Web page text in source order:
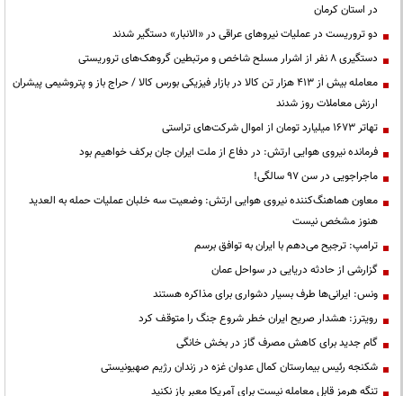
در استان کرمان
دو تروریست در عملیات نیروهای عراقی در «الانبار» دستگیر شدند
دستگیری ۸ نفر از اشرار مسلح شاخص و مرتبطین گروهک‌های تروریستی
معامله بیش از ۴۱۳ هزار تن کالا در بازار فیزیکی بورس کالا / حراج باز و پتروشیمی پیشران
ارزش معاملات روز شدند
تهاتر ۱۶۷۳ میلیارد تومان از اموال شرکت‌های تراستی
فرمانده نیروی هوایی ارتش: در دفاع از ملت ایران جان برکف خواهیم بود
ماجراجویی در سن ۹۷ سالگی!
معاون هماهنگ‌کننده نیروی هوایی ارتش: وضعیت سه خلبان عملیات حمله به العدید
هنوز مشخص نیست
ترامپ: ترجیح می‌دهم با ایران به توافق برسم
گزارشی از حادثه دریایی در سواحل عمان
ونس: ایرانی‌ها طرف بسیار دشواری برای مذاکره هستند
رویترز: هشدار صریح ایران خطر شروع جنگ را متوقف کرد
گام جدید برای کاهش مصرف گاز در بخش خانگی
شکنجه رئیس بیمارستان کمال عدوان غزه در زندان رژیم صهیونیستی
تنگه هرمز قابل معامله نیست برای آمریکا معبر باز نکنید